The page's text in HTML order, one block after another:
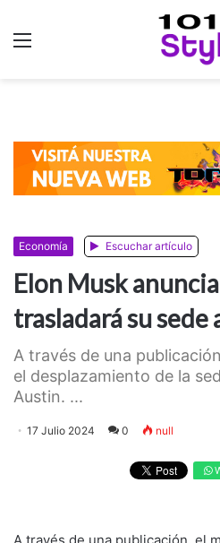
Economía Escuchar artículo
Elon Musk
trasladará su sede
A través de una
el desplazamiento de la
Austin. ...
17 Julio 2024 0 null